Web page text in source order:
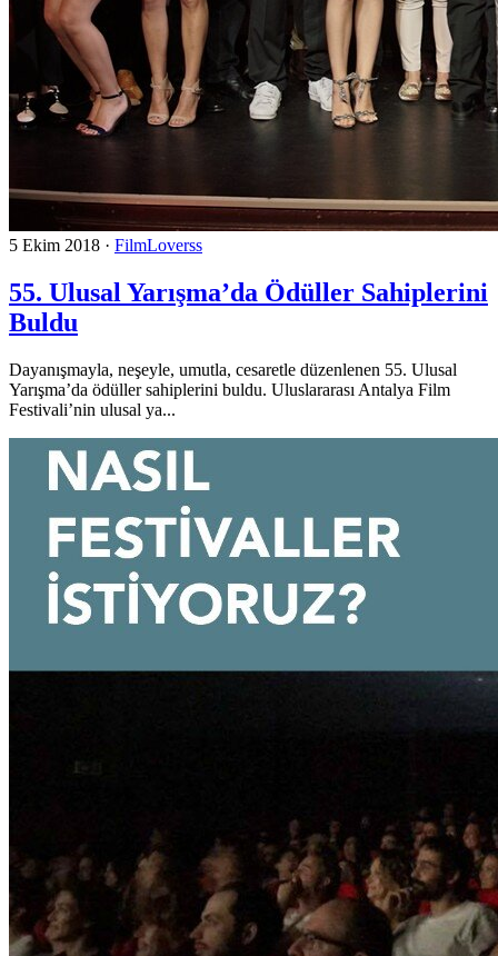
5 Ekim 2018 · FilmLoverss
55. Ulusal Yarışma’da Ödüller Sahiplerini
Buldu
Dayanışmayla, neşeyle, umutla, cesaretle düzenlenen 55. Ulusal
Yarışma’da ödüller sahiplerini buldu. Uluslararası Antalya Film
Festivali’nin ulusal ya...